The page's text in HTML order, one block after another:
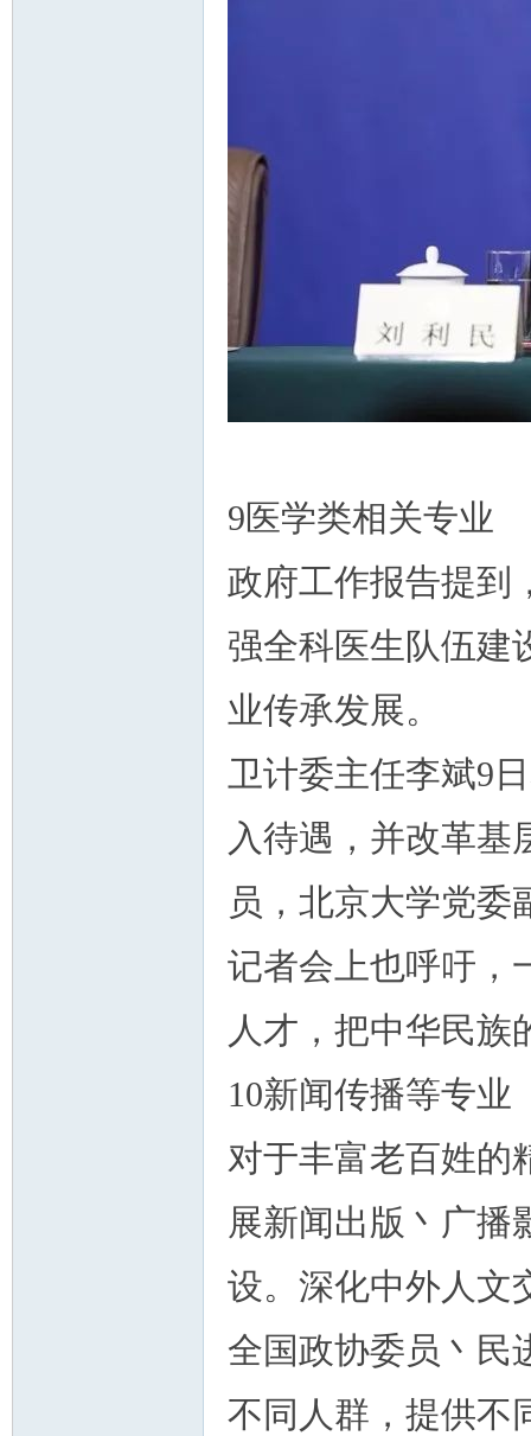
9医学类相关专业
政府工作报告提到
强全科医生队伍建
业传承发展。
卫计委主任李斌9
入待遇，并改革基
员，北京大学党委
记者会上也呼吁，
人才，把中华民族
10新闻传播等专业
对于丰富老百姓的
展新闻出版丶广播
设。深化中外人文
全国政协委员丶民
不同人群，提供不